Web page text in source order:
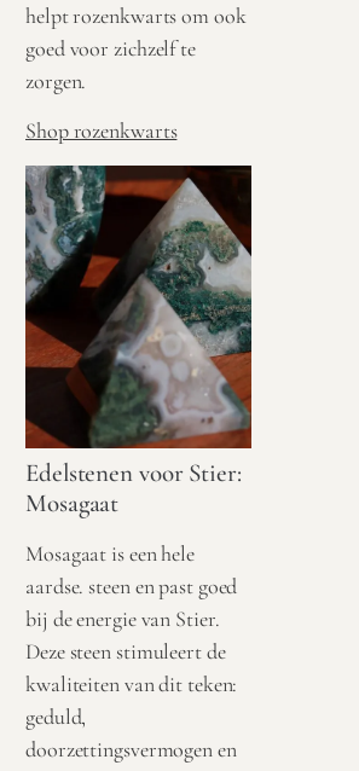
helpt rozenkwarts om ook
goed voor zichzelf te
zorgen.
Shop rozenkwarts
Edelstenen voor Stier:
Mosagaat
Mosagaat is een hele
aardse. steen en past goed
bij de energie van Stier.
Deze steen stimuleert de
kwaliteiten van dit teken:
geduld,
doorzettingsvermogen en